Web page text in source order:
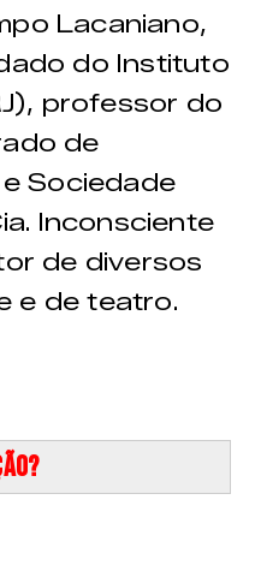
Lacaniano,
do Instituto
professor do
de
Sociedade
Inconsciente
de diversos
e de teatro.